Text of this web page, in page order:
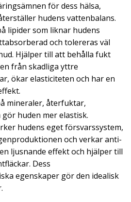
för dess hälsa,
hudens vattenbalans.
lipider som liknar hudens
och tolereras väl
Hjälper till att behålla fukt
från skadliga yttre
ökar elasticiteten och har en
mineraler, återfuktar,
huden mer elastisk.
hudens eget försvarssystem,
och verkar anti-
ljusnande effekt och hjälper till
Dess
egenskaper gör den idealisk